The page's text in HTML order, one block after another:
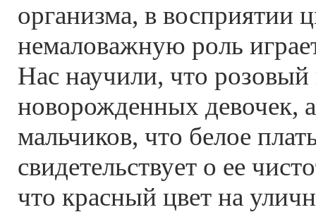
организма, в восприятии
немаловажную роль
Нас научили, что
новорожденных девочек,
мальчиков, что белое
свидетельствует о ее
что красный цвет на